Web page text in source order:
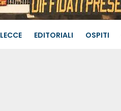
LECCE EDITORIALI OSPITI